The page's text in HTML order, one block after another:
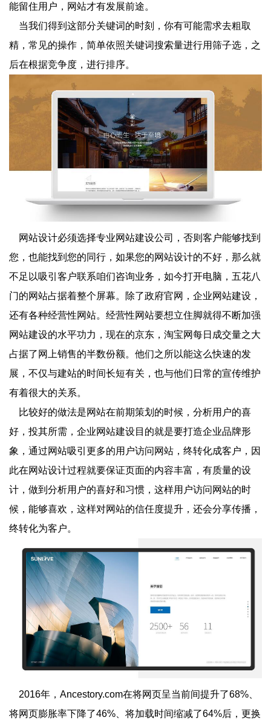
能留住用户，网站才有发展前途。
当我们得到这部分关键词的时刻，你有可能需求去粗取
精，常见的操作，简单依照关键词搜索量进行用筛子选，之
后在根据竞争度，进行排序。
网站设计必须选择专业网站建设公司，否则客户能够找到
您，也能找到您的同行，如果您的网站设计的不好，那么就
不足以吸引客户联系咱们咨询业务，如今打开电脑，五花八
门的网站占据着整个屏幕。除了政府官网，企业网站建设，
还有各种经营性网站。经营性网站要想立住脚就得不断加强
网站建设的水平功力，现在的京东，淘宝网每日成交量之大
占据了网上销售的半数份额。他们之所以能这么快速的发
展，不仅与建站的时间长短有关，也与他们日常的宣传维护
有着很大的关系。
比较好的做法是网站在前期策划的时候，分析用户的喜
好，投其所需，企业网站建设目的就是要打造企业品牌形
象，通过网站吸引更多的用户访问网站，终转化成客户，因
此在网站设计过程就要保证页面的内容丰富，有质量的设
计，做到分析用户的喜好和习惯，这样用户访问网站的时
候，能够喜欢，这样对网站的信任度提升，还会分享传播，
终转化为客户。
2016年，Ancestory.com在将网页呈当前间提升了68%、
将网页膨胀率下降了46%、将加载时间缩减了64%后，更换